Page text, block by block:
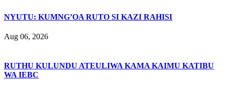
NYUTU: KUMNG’OA RUTO SI KAZI RAHISI
Aug 06, 2026
RUTHU KULUNDU ATEULIWA KAMA KAIMU KATIBU
WA IEBC